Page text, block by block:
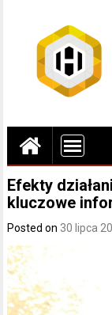
Efekty
kluczowe
Posted on 30 lipca